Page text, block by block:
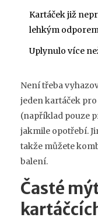
Kartáček již
lehkým
Uplynulo více
Není třeba
jeden kartáček
(například pouze
jakmile opotřebí.
takže můžete
balení.
Časté